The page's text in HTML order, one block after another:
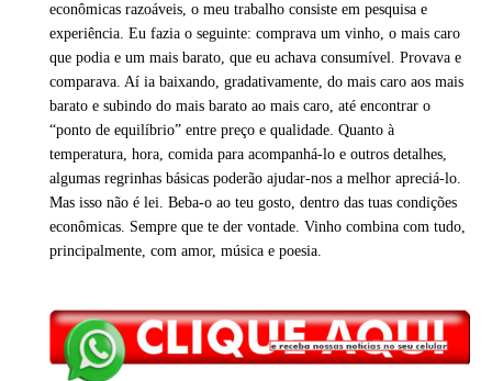
econômicas razoáveis, o meu trabalho consiste em pesquisa e
experiência. Eu fazia o seguinte: comprava um vinho, o mais caro
que podia e um mais barato, que eu achava consumível. Provava e
comparava. Aí ia baixando, gradativamente, do mais caro aos mais
barato e subindo do mais barato ao mais caro, até encontrar o
“ponto de equilíbrio” entre preço e qualidade. Quanto à
temperatura, hora, comida para acompanhá-lo e outros detalhes,
algumas regrinhas básicas poderão ajudar-nos a melhor apreciá-lo.
Mas isso não é lei. Beba-o ao teu gosto, dentro das tuas condições
econômicas. Sempre que te der vontade. Vinho combina com tudo,
principalmente, com amor, música e poesia.